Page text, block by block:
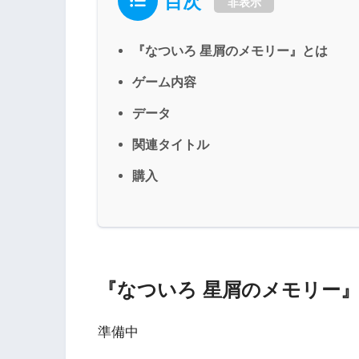
『なついろ 星屑のメモリー』とは
ゲーム内容
データ
関連タイトル
購入
『なついろ 星屑のメモリー
準備中